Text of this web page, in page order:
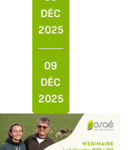
DÉC
2025
09
DÉC
2025